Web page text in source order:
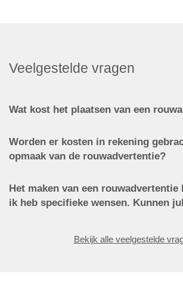
Veelgestelde vragen
Wat kost het plaatsen van een
Worden er kosten in rekening
opmaak van de rouwadvertentie?
Het maken van een
ik heb specifieke wensen. Kunnen
Bekijk alle veelgestelde